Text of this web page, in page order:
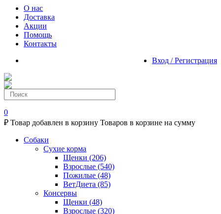
О нас
Доставка
Акции
Помощь
Контакты
Вход / Регистрация
0
₽ Товар добавлен в корзину Товаров в корзине на сумму
Собаки
Сухие корма
Щенки (206)
Взрослые (540)
Пожилые (48)
ВетДиета (85)
Консервы
Щенки (48)
Взрослые (320)